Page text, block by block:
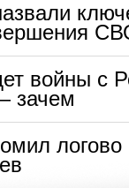
войны с
зачем
логово